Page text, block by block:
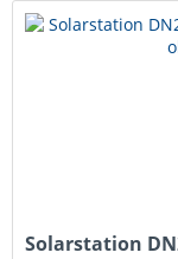
Solarstation